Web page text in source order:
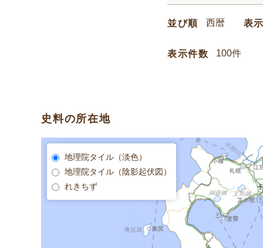
並び順 表
表示件数
史料の所在地
地理院タイル（淡色）
地理院タイル（陰影起伏図）
れきちず